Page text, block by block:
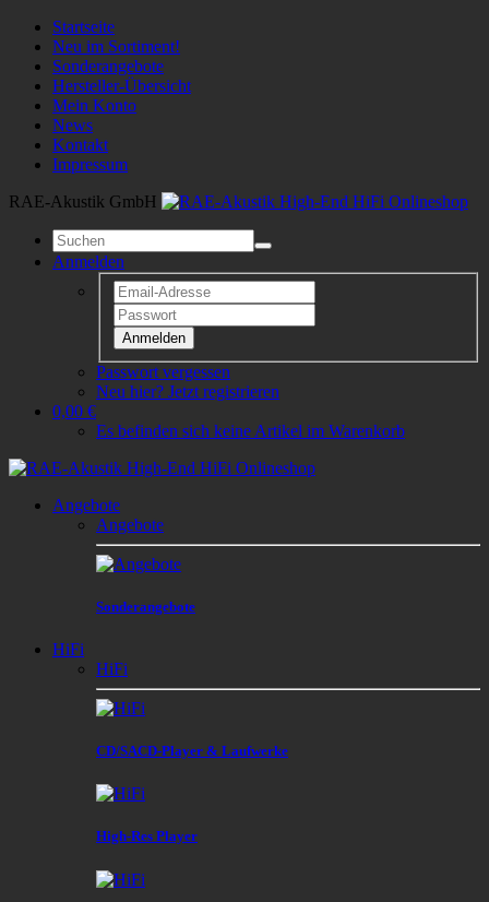
Startseite
Neu im Sortiment!
Sonderangebote
Hersteller-Übersicht
Mein Konto
News
Kontakt
Impressum
RAE-Akustik GmbH
Anmelden
Anmelden
Passwort vergessen
Neu hier? Jetzt registrieren
0,00 €
Es befinden sich keine Artikel im Warenkorb
Angebote
Angebote
Sonderangebote
HiFi
HiFi
CD/SACD-Player & Laufwerke
High-Res Player